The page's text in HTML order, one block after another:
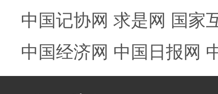
中国记协网 求是网 国家
中国经济网 中国日报网